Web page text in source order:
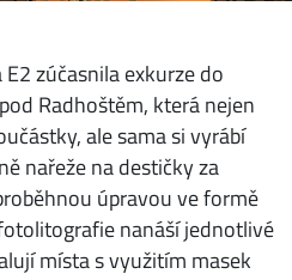
zúčasnila exkurze do
Radhoštěm, která nejen
ale sama si vyrábí
nařeže na destičky za
úpravou ve formě
nanáší jednotlivé
místa s využitím masek